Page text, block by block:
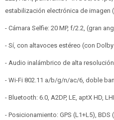
estabilización electrónica de imagen
- Cámara Selfie: 20 MP, f/2.2, (gran
- Sí, con altavoces estéreo (con
- Audio inalámbrico de alta
- Wi-Fi 802.11 a/b/g/n/ac/6, doble
- Bluetooth: 6.0, A2DP, LE, aptX HD,
- Posicionamiento: GPS (L1+L5), BDS